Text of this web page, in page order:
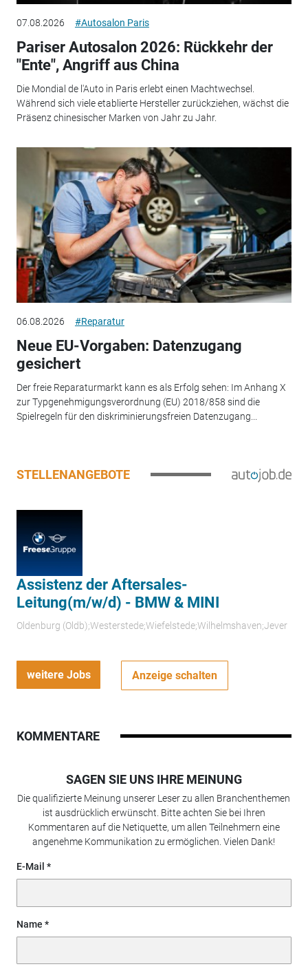
07.08.2026 #Autosalon Paris
Pariser Autosalon 2026: Rückkehr der
"Ente", Angriff aus China
Die Mondial de l'Auto in Paris erlebt einen Machtwechsel.
Während sich viele etablierte Hersteller zurückziehen, wächst die
Präsenz chinesischer Marken von Jahr zu Jahr.
06.08.2026 #Reparatur
Neue EU-Vorgaben: Datenzugang
gesichert
Der freie Reparaturmarkt kann es als Erfolg sehen: Im Anhang X
zur Typgenehmigungsverordnung (EU) 2018/858 sind die
Spielregeln für den diskriminierungsfreien Datenzugang...
STELLENANGEBOTE
Assistenz der Aftersales-
Leitung(m/w/d) - BMW & MINI
Oldenburg (Oldb);Westerstede;Wiefelstede;Wilhelmshaven;Jever
weitere Jobs Anzeige schalten
KOMMENTARE
SAGEN SIE UNS IHRE MEINUNG
Die qualifizierte Meinung unserer Leser zu allen Branchenthemen
ist ausdrücklich erwünscht. Bitte achten Sie bei Ihren
Kommentaren auf die Netiquette, um allen Teilnehmern eine
angenehme Kommunikation zu ermöglichen. Vielen Dank!
E-Mail
Name